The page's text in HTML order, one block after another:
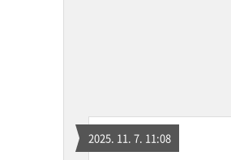
2025. 11. 7. 11:08